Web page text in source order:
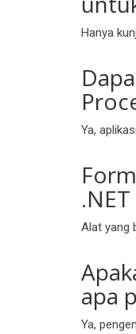
Hanya
Ya,
Alat yang
apa
Ya,